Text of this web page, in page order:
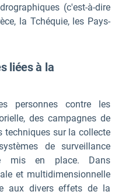
(c'est-à-dire
la Tchéquie, les Pays-
liées à la
personnes contre les
des campagnes de
techniques sur la collecte
de surveillance
mis en place. Dans
et multidimensionnelle
aux divers effets de la